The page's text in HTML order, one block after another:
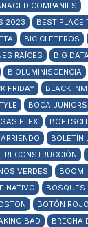
COMPANIES
2023
BEST PLACE
BICICLETEROS
RAÍCES BIG
BIOLUMINISCENCIA
FRIDAY BLACK
BOCA JUNIORS
FLEX BOETSCH
BOLETÍN
RECONSTRUCCIÓN
VERDES BOOM
NATIVO
BOSQUES
BOTÓN ROJO
BAD
BRECHA